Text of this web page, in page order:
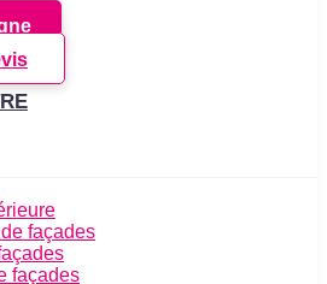
façades
façades